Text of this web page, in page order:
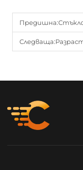
Предишна:Стъкло срещу
Следваща:Разрастването